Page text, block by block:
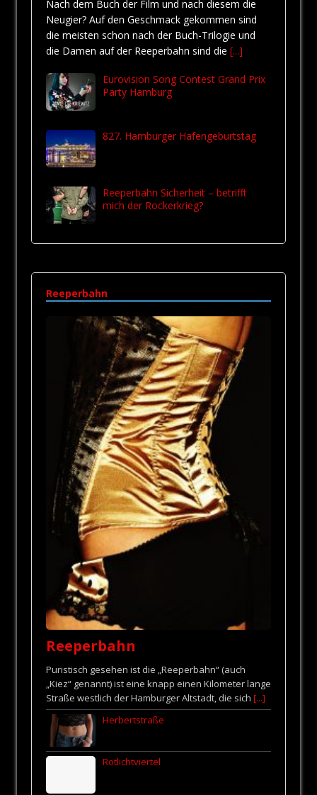
Nach dem Buch der Film und nach diesem die
Neugier? Auf den Geschmack gekommen sind
die meisten schon nach der Buch-Trilogie und
die Damen auf der Reeperbahn sind die [...]
Eurovision Song Contest Grand Prix
Party Hamburg
827. Hamburger Hafengeburtstag
Reeperbahn Sicherheit – betrifft
mich der Rockerkrieg?
Reeperbahn
Reeperbahn
Puristisch gesehen ist die „Reeperbahn“ (auch
„Kiez“ genannt) ist eine knapp einen Kilometer lange
Straße westlich der Hamburger Altstadt, die sich [...]
Herbertstraße
Rotlichtviertel